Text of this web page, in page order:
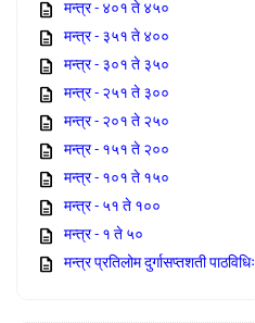
मन्त्र - ४०१ ते ४५०
मन्त्र - ३५१ ते ४००
मन्त्र - ३०१ ते ३५०
मन्त्र - २५१ ते ३००
मन्त्र - २०१ ते २५०
मन्त्र - १५१ ते २००
मन्त्र - १०१ ते १५०
मन्त्र - ५१ ते १००
मन्त्र - १ ते ५०
मन्त्र प्रतिलोम दुर्गासप्तशती पाठविधिः